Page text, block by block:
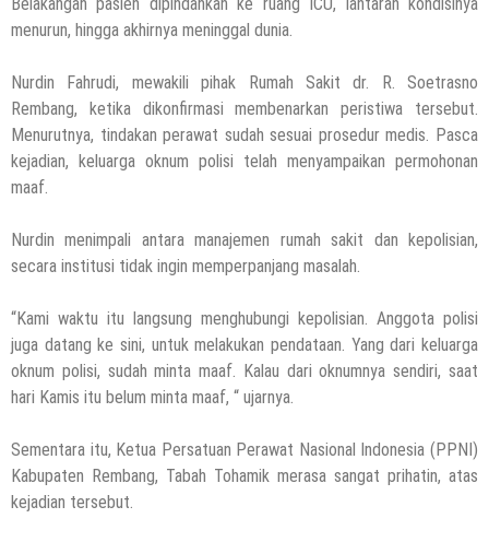
menurun, hingga akhirnya meninggal dunia.
Nurdin Fahrudi, mewakili pihak Rumah Sakit dr. R. Soetrasno
Rembang, ketika dikonfirmasi membenarkan peristiwa tersebut.
Menurutnya, tindakan perawat sudah sesuai prosedur medis. Pasca
kejadian, keluarga oknum polisi telah menyampaikan permohonan
maaf.
Nurdin menimpali antara manajemen rumah sakit dan kepolisian,
secara institusi tidak ingin memperpanjang masalah.
“Kami waktu itu langsung menghubungi kepolisian. Anggota polisi
juga datang ke sini, untuk melakukan pendataan. Yang dari keluarga
oknum polisi, sudah minta maaf. Kalau dari oknumnya sendiri, saat
hari Kamis itu belum minta maaf, “ ujarnya.
Sementara itu, Ketua Persatuan Perawat Nasional Indonesia (PPNI)
Kabupaten Rembang, Tabah Tohamik merasa sangat prihatin, atas
kejadian tersebut.